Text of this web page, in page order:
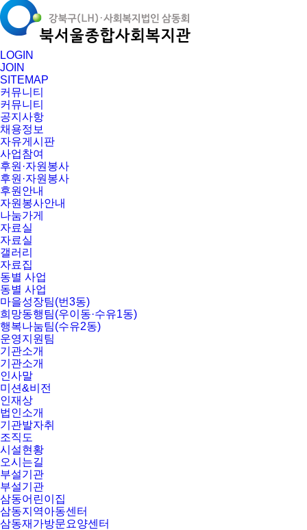
LOGIN
JOIN
SITEMAP
커뮤니티
커뮤니티
공지사항
채용정보
자유게시판
사업참여
후원·자원봉사
후원·자원봉사
후원안내
자원봉사안내
나눔가게
자료실
자료실
갤러리
자료집
동별 사업
동별 사업
마을성장팀(번3동)
희망동행팀(우이동·수유1동)
행복나눔팀(수유2동)
운영지원팀
기관소개
기관소개
인사말
미션&비전
인재상
법인소개
기관발자취
조직도
시설현황
오시는길
부설기관
부설기관
삼동어린이집
삼동지역아동센터
삼동재가방문요양센터